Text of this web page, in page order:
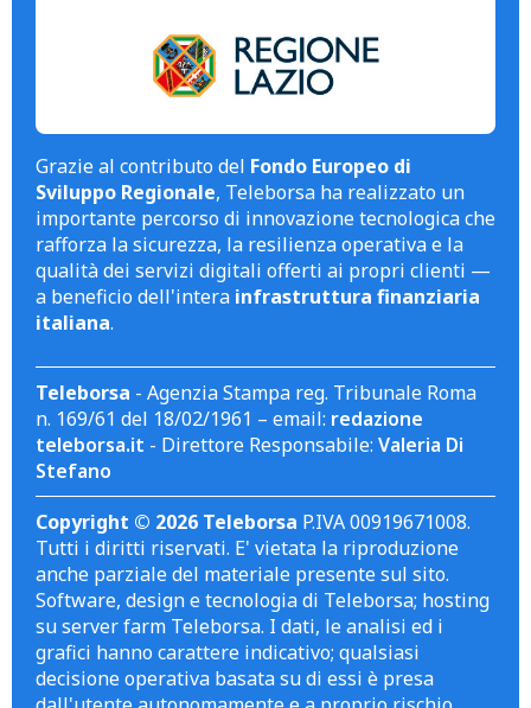
Grazie al contributo del Fondo Europeo di
Sviluppo Regionale, Teleborsa ha realizzato un
importante percorso di innovazione tecnologica che
rafforza la sicurezza, la resilienza operativa e la
qualità dei servizi digitali offerti ai propri clienti —
a beneficio dell'intera infrastruttura finanziaria
italiana.
Teleborsa - Agenzia Stampa reg. Tribunale Roma
n. 169/61 del 18/02/1961 – email: redazione
teleborsa.it - Direttore Responsabile: Valeria Di
Stefano
Copyright © 2026 Teleborsa P.IVA 00919671008.
Tutti i diritti riservati. E' vietata la riproduzione
anche parziale del materiale presente sul sito.
Software, design e tecnologia di Teleborsa; hosting
su server farm Teleborsa. I dati, le analisi ed i
grafici hanno carattere indicativo; qualsiasi
decisione operativa basata su di essi è presa